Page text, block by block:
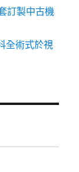
訂製中古機
全術式於視